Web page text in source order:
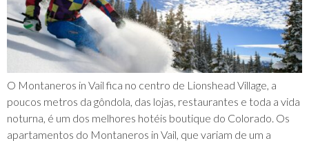
O Montaneros in Vail fica no centro de Lionshead Village, a
poucos metros da gôndola, das lojas, restaurantes e toda a vida
noturna, é um dos melhores hotéis boutique do Colorado. Os
apartamentos do Montaneros in Vail, que variam de um a